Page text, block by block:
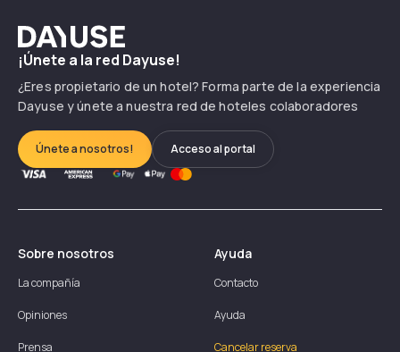
Dayuse
¡Únete a la red Dayuse!
¿Eres propietario de un hotel? Forma parte de la experiencia
Dayuse y únete a nuestra red de hoteles colaboradores
Únete a nosotros! Acceso al portal
Sobre nosotros
La compañía
Opiniones
Prensa
Ayuda
Contacto
Ayuda
Cancelar reserva